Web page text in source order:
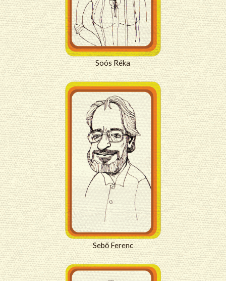
Soós Réka
Sebő Ferenc